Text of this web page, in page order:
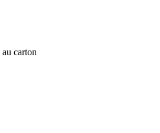
carton